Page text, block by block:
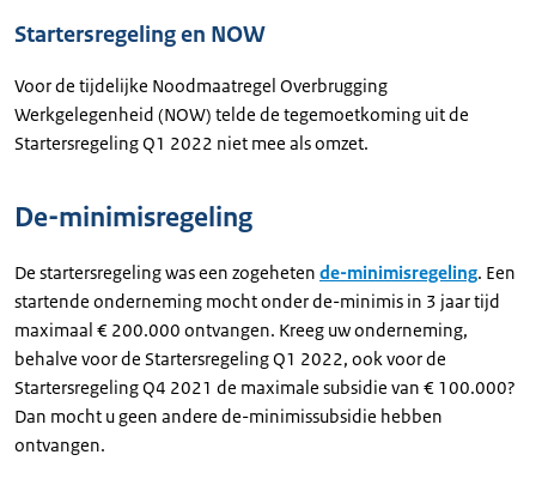
Startersregeling en NOW
Voor de tijdelijke Noodmaatregel Overbrugging
Werkgelegenheid (NOW) telde de tegemoetkoming uit de
Startersregeling Q1 2022 niet mee als omzet.
De-minimisregeling
De startersregeling was een zogeheten de-minimisregeling. Een
startende onderneming mocht onder de-minimis in 3 jaar tijd
maximaal € 200.000 ontvangen. Kreeg uw onderneming,
behalve voor de Startersregeling Q1 2022, ook voor de
Startersregeling Q4 2021 de maximale subsidie van € 100.000?
Dan mocht u geen andere de-minimissubsidie hebben
ontvangen.